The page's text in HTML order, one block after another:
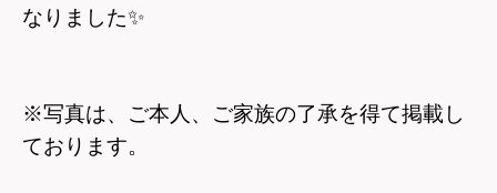
なりました✨
※写真は、ご本人、ご家族の了承を得て掲載し
ております。